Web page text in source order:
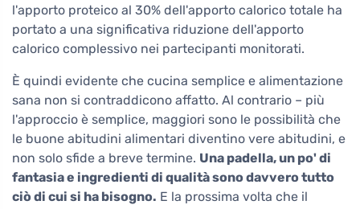
l'apporto proteico al 30% dell'apporto calorico totale ha
portato a una significativa riduzione dell'apporto
calorico complessivo nei partecipanti monitorati.
È quindi evidente che cucina semplice e alimentazione
sana non si contraddicono affatto. Al contrario – più
l'approccio è semplice, maggiori sono le possibilità che
le buone abitudini alimentari diventino vere abitudini, e
non solo sfide a breve termine. Una padella, un po' di
fantasia e ingredienti di qualità sono davvero tutto
ciò di cui si ha bisogno. E la prossima volta che il